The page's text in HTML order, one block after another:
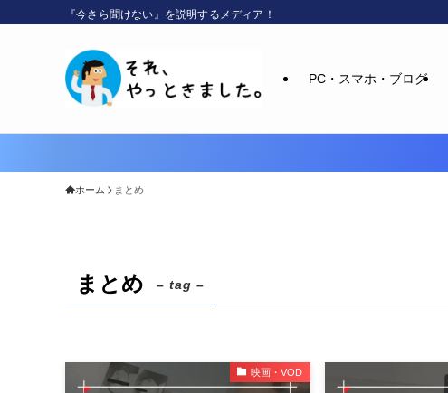
『今さら聞けない』を説明するメディア！
PC・スマホ・ブログ
ホーム まとめ
まとめ – tag –
映画・VOD